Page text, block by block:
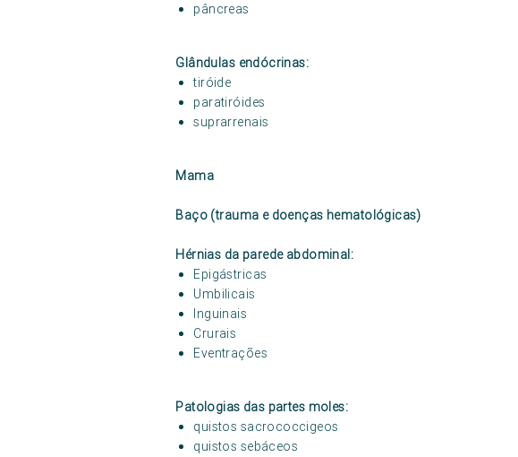
pâncreas
Glândulas endócrinas:
tiróide
paratiróides
suprarrenais
Mama
Baço (trauma e doenças hematológicas)
Hérnias da parede abdominal:
Epigástricas
Umbilicais
Inguinais
Crurais
Eventrações
Patologias das partes moles:
quistos sacrococcigeos
quistos sebáceos